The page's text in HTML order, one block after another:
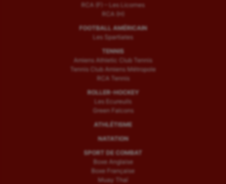
RCA (F) – Les Licornes
RCA (H)
FOOTBALL AMÉRICAIN
Les Spartiates
TENNIS
Amiens Athletic Club Tennis
Tennis Club Amiens Métropole
RCA Tennis
ROLLER-HOCKEY
Les Ecureuils
Green Falcons
ATHLÉTISME
NATATION
SPORT DE COMBAT
Boxe Anglaise
Boxe Française
Muay Thaï